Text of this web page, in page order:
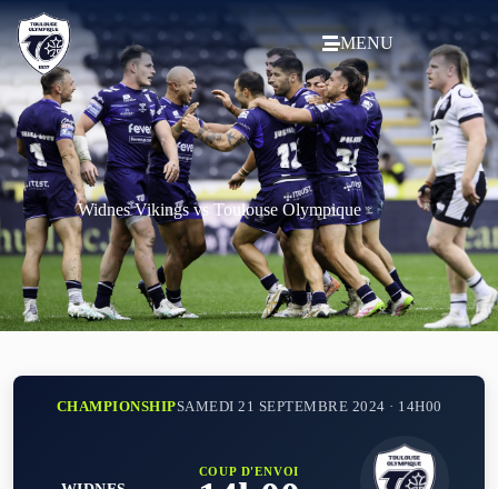
MENU
Widnes Vikings vs Toulouse Olympique
CHAMPIONSHIPSAMEDI 21 SEPTEMBRE 2024 · 14H00
COUP D'ENVOI